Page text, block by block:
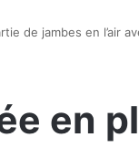
de jambes en l’air
en